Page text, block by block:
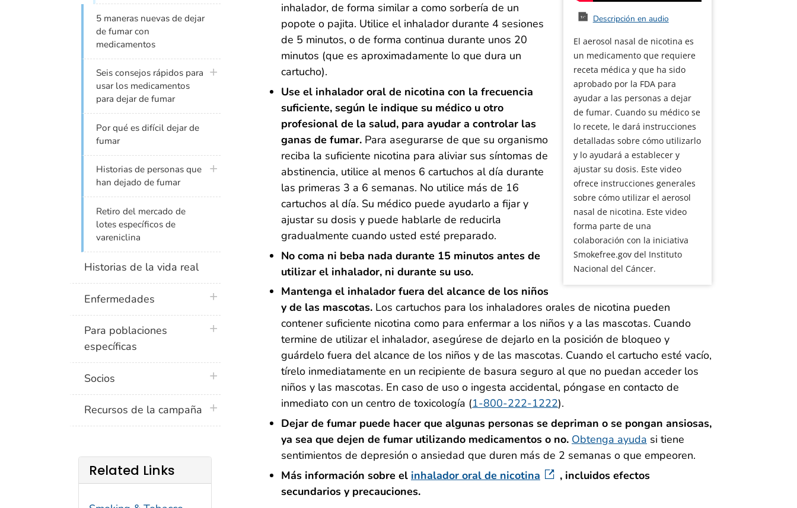
Descripción en audio
El aerosol nasal de nicotina es
un medicamento que requiere
receta médica y que ha sido
aprobado por la FDA para
ayudar a las personas a dejar
de fumar. Cuando su médico se
lo recete, le dará instrucciones
detalladas sobre cómo utilizarlo
y lo ayudará a establecer y
ajustar su dosis. Este video
ofrece instrucciones generales
sobre cómo utilizar el aerosol
nasal de nicotina. Este video
forma parte de una
colaboración con la iniciativa
Smokefree.gov del Instituto
Nacional del Cáncer.
inhalador, de forma similar a como sorbería de un
popote o pajita. Utilice el inhalador durante 4 sesiones
de 5 minutos, o de forma continua durante unos 20
minutos (que es aproximadamente lo que dura un
cartucho).
Use el inhalador oral de nicotina con la frecuencia
suficiente, según le indique su médico u otro
profesional de la salud, para ayudar a controlar las
ganas de fumar. Para asegurarse de que su organismo
reciba la suficiente nicotina para aliviar sus síntomas de
abstinencia, utilice al menos 6 cartuchos al día durante
las primeras 3 a 6 semanas. No utilice más de 16
cartuchos al día. Su médico puede ayudarlo a fijar y
ajustar su dosis y puede hablarle de reducirla
gradualmente cuando usted esté preparado.
No coma ni beba nada durante 15 minutos antes de
utilizar el inhalador, ni durante su uso.
Mantenga el inhalador fuera del alcance de los niños
y de las mascotas. Los cartuchos para los inhaladores orales de nicotina pueden
contener suficiente nicotina como para enfermar a los niños y a las mascotas. Cuando
termine de utilizar el inhalador, asegúrese de dejarlo en la posición de bloqueo y
guárdelo fuera del alcance de los niños y de las mascotas. Cuando el cartucho esté vacío,
tírelo inmediatamente en un recipiente de basura seguro al que no puedan acceder los
niños y las mascotas. En caso de uso o ingesta accidental, póngase en contacto de
inmediato con un centro de toxicología (1-800-222-1222).
Dejar de fumar puede hacer que algunas personas se depriman o se pongan ansiosas,
ya sea que dejen de fumar utilizando medicamentos o no. Obtenga ayuda si tiene
sentimientos de depresión o ansiedad que duren más de 2 semanas o que empeoren.
Más información sobre el inhalador oral de nicotina
, incluidos efectos
secundarios y precauciones.
5 maneras nuevas de dejar
de fumar con
medicamentos
Seis consejos rápidos para
usar los medicamentos
para dejar de fumar
plus icon
Por qué es difícil dejar de
fumar
Historias de personas que
han dejado de fumar
plus icon
Retiro del mercado de
lotes específicos de
vareniclina
Historias de la vida real
Enfermedades plus icon
Para poblaciones
específicas
plus icon
Socios plus icon
Recursos de la campaña plus icon
Related Links